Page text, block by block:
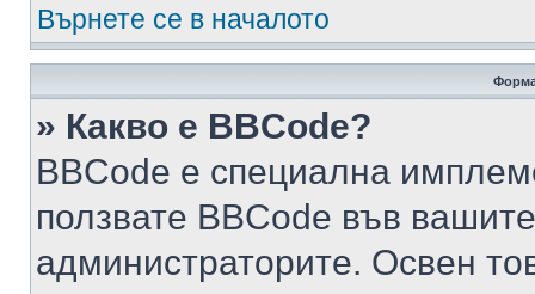
Върнете се в началото
» Какво е BBCode?
BBCode е специална
ползвате BBCode във
администраторите. Освен